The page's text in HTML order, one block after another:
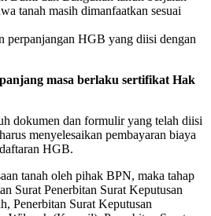
tanah masih dimanfaatkan sesuai
perpanjangan HGB yang diisi dengan
masa berlaku sertifikat Hak
dokumen dan formulir yang telah diisi
menyelesaikan pembayaran biaya
HGB.
tanah oleh pihak BPN, maka tahap
Surat Penerbitan Surat Keputusan
Penerbitan Surat Keputusan